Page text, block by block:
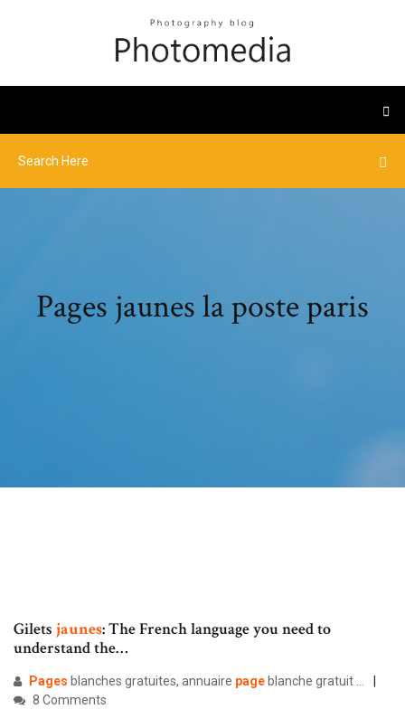
Pages jaunes la poste paris
Gilets jaunes: The French language you need to
understand the…
Pages blanches gratuites, annuaire page blanche gratuit ...
8 Comments